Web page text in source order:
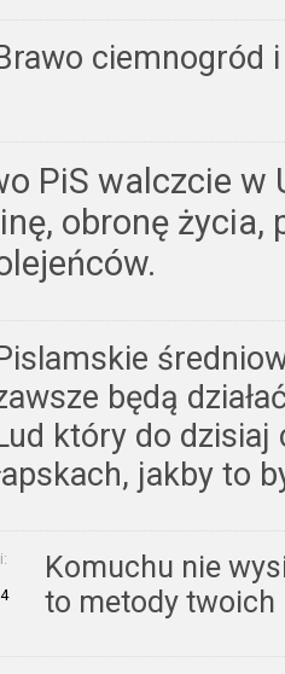
ciemnogród
PiS walczcie w
obronę
będą
który do dzisiaj
jakby to
Komuchu nie
to metody twoich